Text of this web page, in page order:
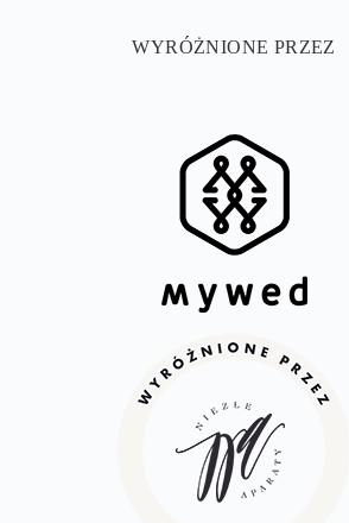
WYRÓŻNIONE PRZEZ